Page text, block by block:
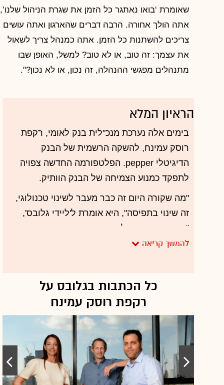
שאומרת ‘בואו נאתגר כל הזמן את שגרת הניהול שלנו’,
אתה הולך אחורה. הרבה דברים שהארגון ואתה עושים
צריכים להשתנות כל הזמן. אתה כמנהל צריך לשאול
את עצמך: זה טוב, או לא טוב? למשל, האופן שבו
מתנהלים מפגשי ההנהלה, זה נכון, או לא נכון?".
הראיון המלא
בימים אלה נערכת מנכ"לית בנק לאומי, רקפת
רוסק עמינח, להשקה הרשמית של הבנק
הדיגיטלי pepper. הפלטפורמה החדשה צפויה
לתפקד כמנוע הצמיחה של הבנק הוותיק.
"מה שקורה היום זה כבר מעבר לשינוי טכנולוגי,
זה שינוי בתפיסה", היא אומרת ל'ליידי גלובס',
"הרי כבר היום, הלקוחות המסורתיים משתמשים
בערוצים הדיגיטליים. השינוי הוא שעכשיו אנחנו
או בווייז".
האם זה לא סוג של תחרות נגד עצמך, כלומר
נגד הסניפים הפיזיים?
"זה סוג של סלף דיסרפשן, שיבוש עצמי.
בתעשיות כמו הבנקאות, שבהן כבר הבשילו כל
התנאים לאפשר שינוי משמעותי, אם לא נעשה
כל הכתבות בגלובס על
רקפת רוסק עמינח